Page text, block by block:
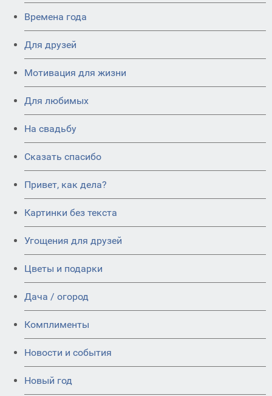
Времена года
Для друзей
Мотивация для жизни
Для любимых
На свадьбу
Сказать спасибо
Привет, как дела?
Картинки без текста
Угощения для друзей
Цветы и подарки
Дача / огород
Комплименты
Новости и события
Новый год